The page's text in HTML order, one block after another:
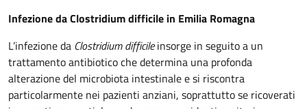
Infezione da Clostridium difficile in Emilia Romagna
L’infezione da Clostridium difficileinsorge in seguito a un
trattamento antibiotico che determina una profonda
alterazione del microbiota intestinale e si riscontra
particolarmente nei pazienti anziani, soprattutto se ricoverati